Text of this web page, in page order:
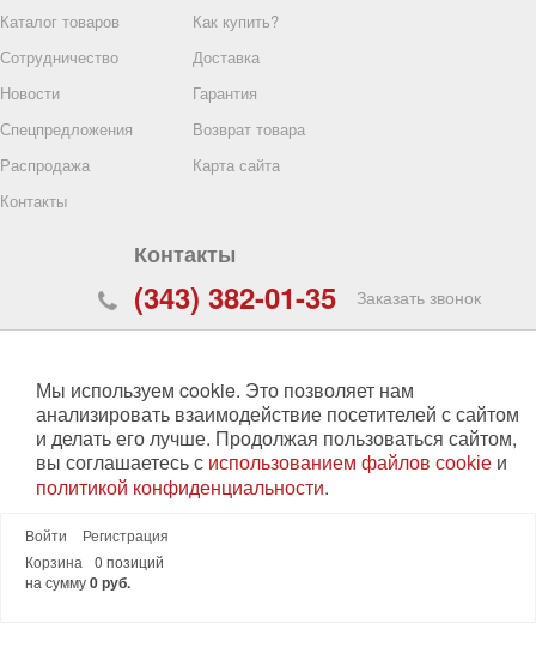
Каталог товаров
Сотрудничество
Новости
Спецпредложения
Распродажа
Контакты
Как купить?
Доставка
Гарантия
Возврат товара
Карта сайта
Контакты
(343) 382-01-35 Заказать звонок
zakaz@specopt.ru
График работы: пн-чт: 830- 1700
пт:
cб, вс:
Войти
Регистрация
Корзина
0 позиций
на сумму0 руб.
Мы используем cookie. Это позволяет нам
анализировать взаимодействие посетителей с сайтом
и делать его лучше. Продолжая пользоваться сайтом,
вы соглашаетесь с использованием файлов cookie и
политикой конфиденциальности.
Принять